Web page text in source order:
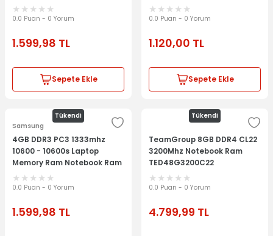
2Rx8 Notebook Bellek-Ram
KVR16LS11/8 1.35v Low Voltaj
Notebook Bellek
0.0 Puan - 0 Yorum
1.599,98 TL
Sepete Ekle
0.0 Puan - 0 Yorum
1.120,00 TL
Sepete Ekle
Tükendi
Samsung
4GB DDR3 PC3 1333mhz
10600 - 10600s Laptop
Memory Ram Notebook Ram
Bellek KVR1333D3S9-4G
4GB DDR3 1333MHz
0.0 Puan - 0 Yorum
1.599,98 TL
Tükendi
TeamGroup 8GB DDR4 CL22
3200Mhz Notebook Ram
TED48G3200C22
0.0 Puan - 0 Yorum
4.799,99 TL